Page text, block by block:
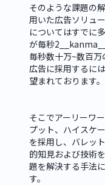
そのような課題の
用いた広告ソリュ
についてはすでに
が毎秒
毎秒数十万~数百
広告に採用するに
望まれております。
そこでアーリーワ
プット、ハイスケ
を採用し、バレッ
的知見および技術
題を解決する手法
す。